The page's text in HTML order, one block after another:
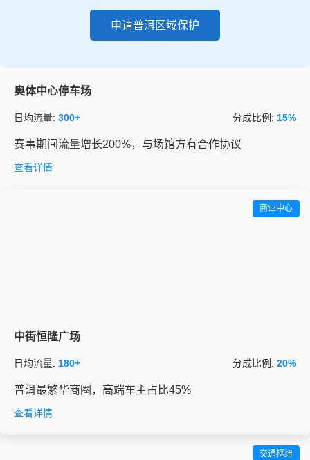
申请普洱区域保护
奥体中心停车场
日均流量: 300+ 分成比例: 15%
赛事期间流量增长200%，与场馆方有合作协议
查看详情
商业中心
中街恒隆广场
日均流量: 180+ 分成比例: 20%
普洱最繁华商圈，高端车主占比45%
查看详情
交通枢纽